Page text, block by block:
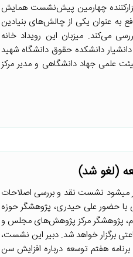
چهارمین پیش‌نشست همایش
به عنوان یکی از چالش‌های بنیادین
می‌کند. میزبان این رویداد خانه
دانشکده حقوق دانشگاه شهید
علمی جهاد دانشگاهی و مدیر مرکز
(لغو شد)
میشود نشست نقد و بررسی اصلاحات
با حضور علی حیدری، پژوهشگر حوزه
پژوهشگر مرکز پژوهش‌های مجلس و
برگزار خواهد شد. دبیر این نشست،
هفتم توسعه درباره افزایش سن